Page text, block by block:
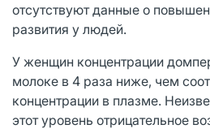
отсутствуют данные о
развития у людей.
У женщин концентрации
молоке в 4 раза ниже, чем
концентрации в плазме.
этот уровень отрицательное